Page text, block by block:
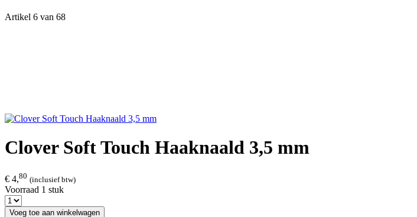
Artikel 6 van 68
Clover Soft Touch Haaknaald 3,5 mm
€ 4,80 (inclusief btw)
Voorraad 1 stuk
Voeg toe aan winkelwagen